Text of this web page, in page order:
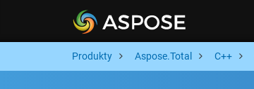
Produkty Aspose.Total C++